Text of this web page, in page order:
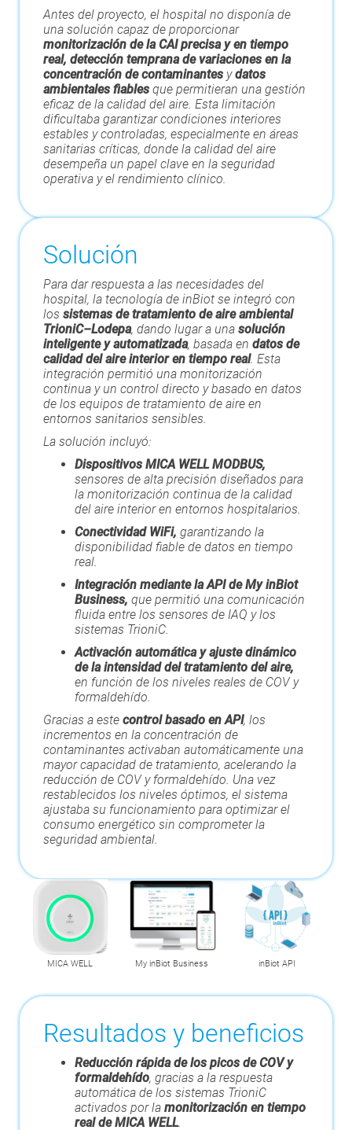
Antes del proyecto, el hospital no disponía de
una solución capaz de proporcionar
monitorización de la CAI precisa y en tiempo
real, detección temprana de variaciones en la
concentración de contaminantes ydatos
ambientales fiables que permitieran una gestión
eficaz de la calidad del aire. Esta limitación
dificultaba garantizar condiciones interiores
estables y controladas, especialmente en áreas
sanitarias críticas, donde la calidad del aire
desempeña un papel clave en la seguridad
operativa y el rendimiento clínico.
Solución
Para dar respuesta a las necesidades del
hospital, la tecnología de inBiot se integró con
los sistemas de tratamiento de aire ambiental
TrioniC–Lodepa, dando lugar a una solución
inteligente y automatizada, basada en datos de
calidad del aire interior en tiempo real. Esta
integración permitió una monitorización
continua y un control directo y basado en datos
de los equipos de tratamiento de aire en
entornos sanitarios sensibles.
La solución incluyó:
Dispositivos MICA WELL MODBUS,
sensores de alta precisión diseñados para
la monitorización continua de la calidad
del aire interior en entornos hospitalarios.
Conectividad WiFi, garantizando la
disponibilidad fiable de datos en tiempo
real.
Integración mediante la API de My inBiot
Business, que permitió una comunicación
fluida entre los sensores de IAQ y los
sistemas TrioniC.
Activación automática y ajuste dinámico
de la intensidad del tratamiento del aire,
en función de los niveles reales de COV y
formaldehído.
Gracias a este control basado en API, los
incrementos en la concentración de
contaminantes activaban automáticamente una
mayor capacidad de tratamiento, acelerando la
reducción de COV y formaldehído. Una vez
restablecidos los niveles óptimos, el sistema
ajustaba su funcionamiento para optimizar el
consumo energético sin comprometer la
seguridad ambiental.
MICA WELL My inBiot Business inBiot API
Resultados y beneficios
Reducción rápida de los picos de COV y
formaldehído, gracias a la respuesta
automática de los sistemas TrioniC
activados por la monitorización en tiempo
real de MICA WELL.